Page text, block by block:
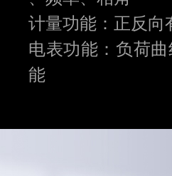
计量功能：正反
电表功能：负荷
能